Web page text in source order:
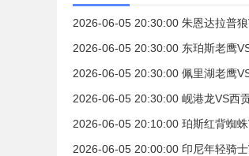
2026-06-05 20:30:00 朱恩达拉普
2026-06-05 20:30:00 东珀斯老鹰
2026-06-05 20:30:00 佩里湖老鹰
2026-06-05 20:30:00 岘港龙VS西
2026-06-05 20:10:00 珀斯红背蜘
2026-06-05 20:00:00 印尼年轻骑